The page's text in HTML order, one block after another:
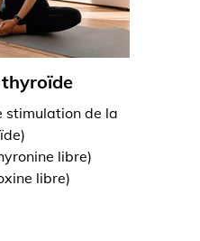
thyroïde
stimulation de la
libre)
libre)